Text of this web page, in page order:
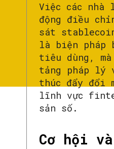
Việc các nhà
động điều
sát
là biện pháp
tiêu dùng,
tảng pháp lý
thúc đẩy đổi
lĩnh vực
sản số.
Cơ hội